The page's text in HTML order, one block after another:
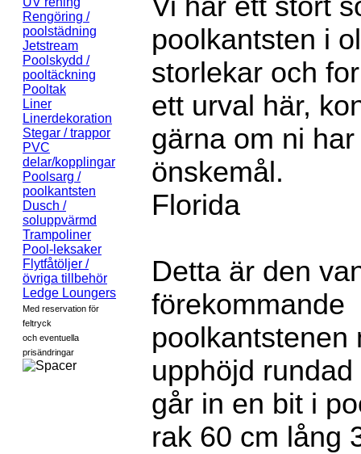
Rengöring /
poolstädning
Jetstream
Poolskydd /
pooltäckning
Pooltak
Liner
Linerdekoration
Stegar / trappor
PVC
delar/kopplingar
Poolsarg /
poolkantsten
Dusch /
soluppvärmd
Trampoliner
Pool-leksaker
Flytfåtöljer /
övriga tillbehör
Ledge Loungers
Med reservation för
feltryck
och eventuella
prisändringar
Vi har ett stort
poolkantsten i
storlekar och
ett urval här,
gärna om ni
önskemål.
Florida
Detta är den
förekommande
poolkantstenen
upphöjd
går in en bit i
rak 60 cm lång